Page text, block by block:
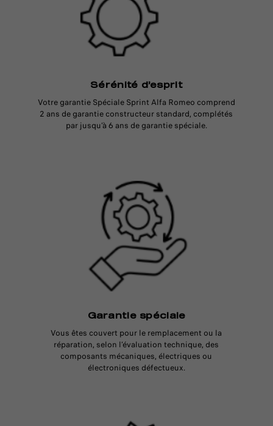
Sérénité d’esprit
Votre garantie Spéciale Sprint Alfa Romeo comprend
2 ans de garantie constructeur standard, complétés
par jusqu’à 6 ans de garantie spéciale.
Garantie spéciale
Vous êtes couvert pour le remplacement ou la
réparation, selon l’évaluation technique, des
composants mécaniques, électriques ou
électroniques défectueux.